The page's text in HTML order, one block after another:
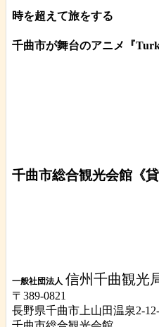
時を超えて旅をする
千曲市が舞台のアニメ『
千曲市総合観光会館《貸
一般社団法人 信州千曲観光
〒389-0821
長野県千曲市上山田温泉2-